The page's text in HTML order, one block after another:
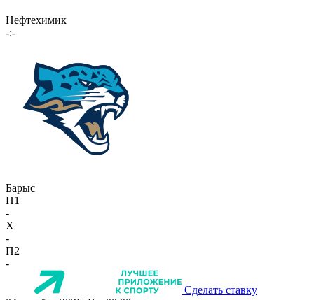
Нефтехимик
-:-
Барыс
П1
-
X
-
П2
-
Сделать ставку